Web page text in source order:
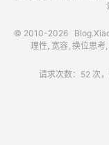
© 2010-2026
理性, 宽容, 换位思
请求次数：52 次